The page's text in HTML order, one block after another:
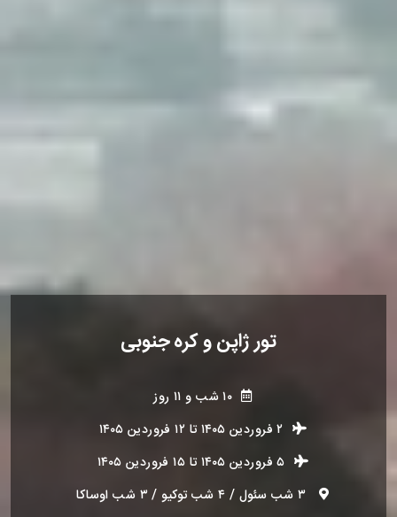
تور ژاپن و کره جنوبی
۱۰ شب و ۱۱ روز
۲ فروردین ۱۴۰۵
تا ۱۲ فروردین ۱۴۰۵
۵ فروردین ۱۴۰۵
تا ۱۵ فروردین ۱۴۰۵